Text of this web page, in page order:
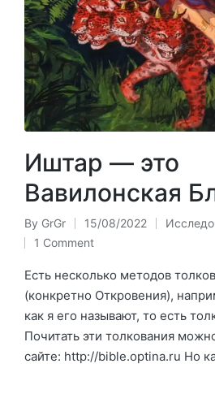
Иштар — это
Вавилонская
Posted
by
By GrGr 15/08/2022
Posted
1 Comment
Есть несколько методов
(конкретно Откровения),
как я его называют, то есть
Почитать эти толкования
сайте: http://bible.optina.ru Но